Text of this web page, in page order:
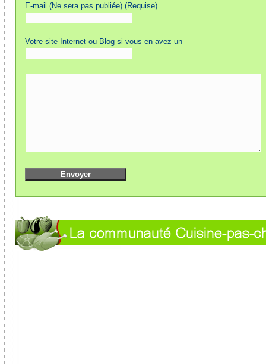
E-mail (Ne sera pas publiée) (Requise)
Votre site Internet ou Blog si vous en avez un